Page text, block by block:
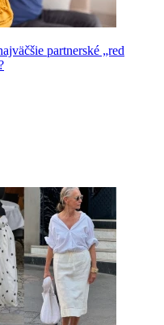
partnerské „red